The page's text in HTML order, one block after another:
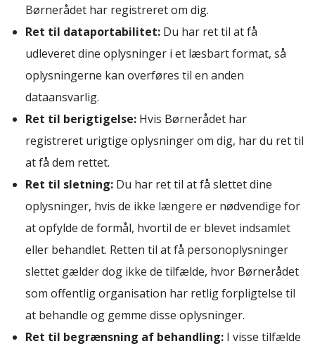
Børnerådet har registreret om dig.
Ret til dataportabilitet: Du har ret til at få
udleveret dine oplysninger i et læsbart format, så
oplysningerne kan overføres til en anden
dataansvarlig.
Ret til berigtigelse: Hvis Børnerådet har
registreret urigtige oplysninger om dig, har du ret til
at få dem rettet.
Ret til sletning: Du har ret til at få slettet dine
oplysninger, hvis de ikke længere er nødvendige for
at opfylde de formål, hvortil de er blevet indsamlet
eller behandlet. Retten til at få personoplysninger
slettet gælder dog ikke de tilfælde, hvor Børnerådet
som offentlig organisation har retlig forpligtelse til
at behandle og gemme disse oplysninger.
Ret til begrænsning af behandling: I visse tilfælde